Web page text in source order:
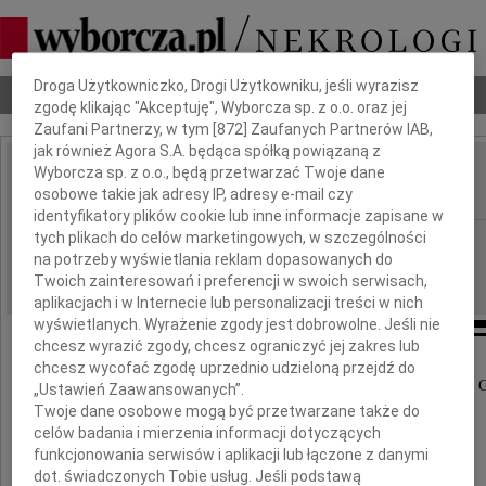
Nekrologi Odeszli Poradnik pogrzebowy
IMIĘ I NAZWISKO: Eliza Wanda Susdorf
REGION: Łódź
DATA EMISJI: 28.08.2020
"Ktoś tutaj był i był ,a potem nagle zniknął i uporczywie
W.Szymborska
Dnia 21 sierpnia 2020 roku
zmarła nasza ukochana Mama i Babcia
Dbamy o Twoją prywatność
Droga Użytkowniczko, Drogi Użytkowniku, jeśli wyrazisz
zgodę klikając "Akceptuję", Wyborcza sp. z o.o. oraz jej
Zaufani Partnerzy, w tym [872] Zaufanych Partnerów IAB,
jak również Agora S.A. będąca spółką powiązaną z
Wyborcza sp. z o.o., będą przetwarzać Twoje dane
osobowe takie jak adresy IP, adresy e-mail czy
identyfikatory plików cookie lub inne informacje zapisane w
tych plikach do celów marketingowych, w szczególności
na potrzeby wyświetlania reklam dopasowanych do
Twoich zainteresowań i preferencji w swoich serwisach,
aplikacjach i w Internecie lub personalizacji treści w nich
wyświetlanych. Wyrażenie zgody jest dobrowolne. Jeśli nie
chcesz wyrazić zgody, chcesz ograniczyć jej zakres lub
chcesz wycofać zgodę uprzednio udzieloną przejdź do
„Ustawień Zaawansowanych”.
Twoje dane osobowe mogą być przetwarzane także do
celów badania i mierzenia informacji dotyczących
funkcjonowania serwisów i aplikacji lub łączone z danymi
dot. świadczonych Tobie usług. Jeśli podstawą